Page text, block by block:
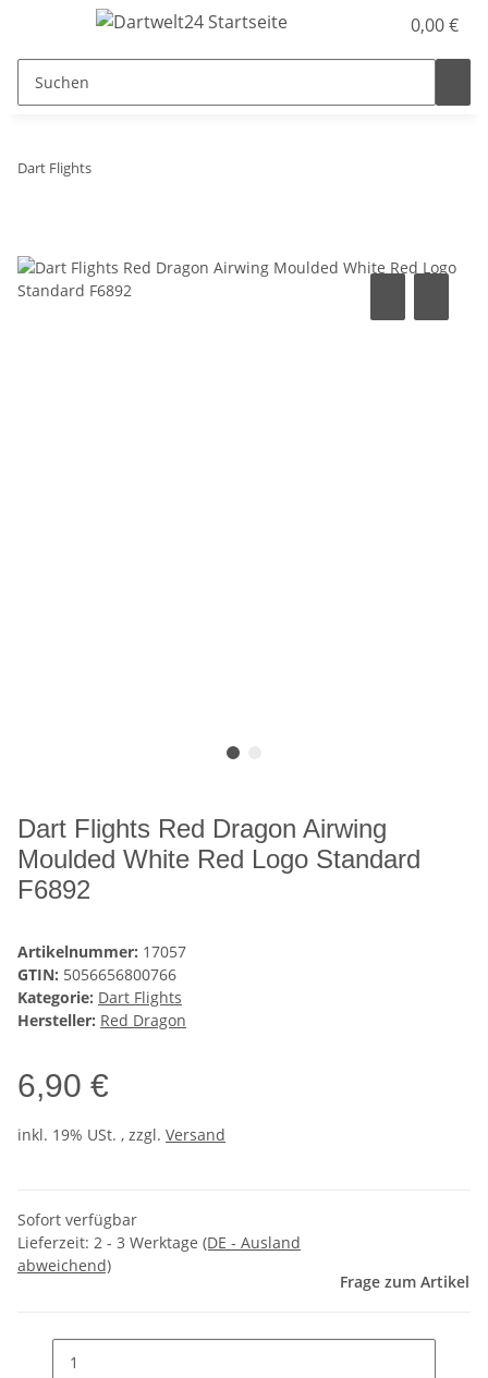
0,00 €
Dart Flights
Dart Flights Red Dragon Airwing
Moulded White Red Logo Standard
F6892
Artikelnummer: 17057
GTIN: 5056656800766
Kategorie: Dart Flights
Hersteller: Red Dragon
6,90 €
inkl. 19% USt. , zzgl. Versand
Sofort verfügbar
Lieferzeit: 2 - 3 Werktage (DE - Ausland
abweichend)
Frage zum Artikel